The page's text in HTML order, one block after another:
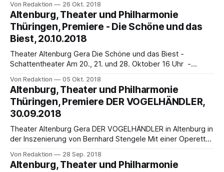
Rensburg erlebt am Sonntag, 11. November, um 18.00 Uhr
im Landestheater seine Altenburger Premiere. In Gera
stehen zuvor noch zwei Nachmittagsvorstellungen am 3.
Von Redaktion 26 Okt. 2018
Altenburg, Theater und Philharmonie
Thüringen, Premiere - Die Schöne und das
Biest, 20.10.2018
Theater Altenburg Gera Die Schöne und das Biest -
Schattentheater Am 20., 21. und 28. Oktober 16 Uhr -
von Cécile und Mister Pink. Heute erzählen die beiden dem
Publikum die Geschichte aus einem fernen Land namens
Frankreich. Dort lebte einst ein Prinz, der von
Von Redaktion 05 Okt. 2018
Altenburg, Theater und Philharmonie
Thüringen, Premiere DER VOGELHÄNDLER,
30.09.2018
Theater Altenburg Gera DER VOGELHÄNDLER in Altenburg in
der Inszenierung von Bernhard Stengele Mit einer Operette
Reigen 2018/2019 im Großen Haus des Landestheaters
Altenburg am Sonntag, 30. September, um 18:00 Uhr. 1891
Von Redaktion 28 Sep. 2018
Altenburg, Theater und Philharmonie